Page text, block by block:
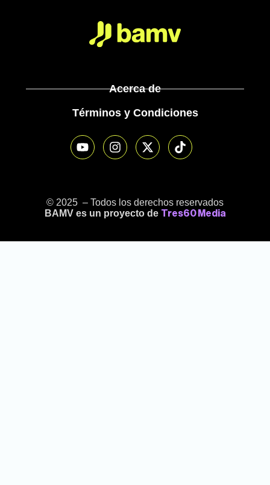
Acerca de
Términos y Condiciones
© 2025 – Todos los derechos reservados
BAMV es un proyecto de Tres60 Media